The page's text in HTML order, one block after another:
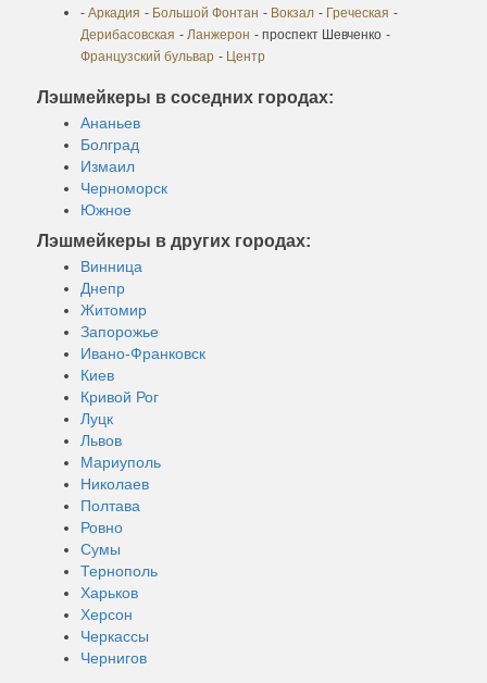
- Аркадия - Большой Фонтан - Вокзал - Греческая -
Дерибасовская - Ланжерон - проспект Шевченко -
Французский бульвар - Центр
Лэшмейкеры в соседних городах:
Ананьев
Болград
Измаил
Черноморск
Южное
Лэшмейкеры в других городах:
Винница
Днепр
Житомир
Запорожье
Ивано-Франковск
Киев
Кривой Рог
Луцк
Львов
Мариуполь
Николаев
Полтава
Ровно
Сумы
Тернополь
Харьков
Херсон
Черкассы
Чернигов